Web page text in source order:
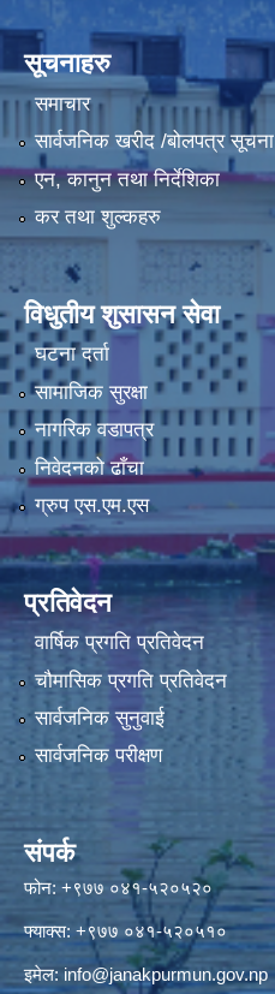
सूचनाहरु
समाचार
सार्वजनिक खरीद /बोलपत्र सूचना
एन, कानुन तथा निर्देशिका
कर तथा शुल्कहरु
विधुतीय शुसासन सेवा
घटना दर्ता
सामाजिक सुरक्षा
नागरिक वडापत्र
निवेदनको ढाँचा
ग्रुप एस.एम.एस
प्रतिवेदन
वार्षिक प्रगति प्रतिवेदन
चौमासिक प्रगति प्रतिवेदन
सार्वजनिक सुनुवाई
सार्वजनिक परीक्षण
संपर्क
फोन: +९७७ ०४१-५२०५२०
फ्याक्स: +९७७ ०४१-५२०५१०
इमेल:info@janakpurmun.gov.np